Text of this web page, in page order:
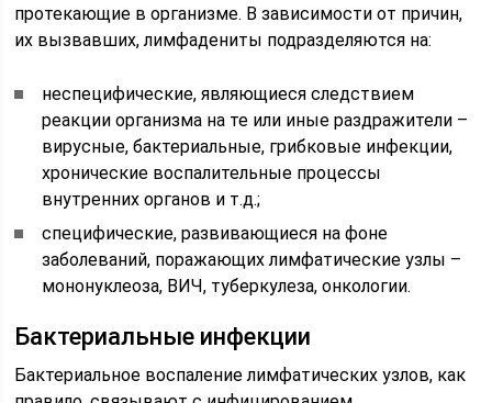
протекающие в организме. В зависимости от причин,
их вызвавших, лимфадениты подразделяются на:
неспецифические, являющиеся следствием
реакции организма на те или иные раздражители –
вирусные, бактериальные, грибковые инфекции,
хронические воспалительные процессы
внутренних органов и т.д.;
специфические, развивающиеся на фоне
заболеваний, поражающих лимфатические узлы –
мононуклеоза, ВИЧ, туберкулеза, онкологии.
Бактериальные инфекции
Бактериальное воспаление лимфатических узлов, как